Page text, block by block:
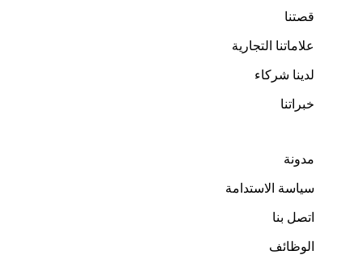
قصتنا
علاماتنا التجارية
لدينا شركاء
خبراتنا
مدونة
سياسة الاستدامة
اتصل بنا
الوظائف